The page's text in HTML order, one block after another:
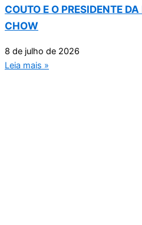
COUTO E O PRESIDENTE
CHOW
8 de julho de 2026
Leia mais »